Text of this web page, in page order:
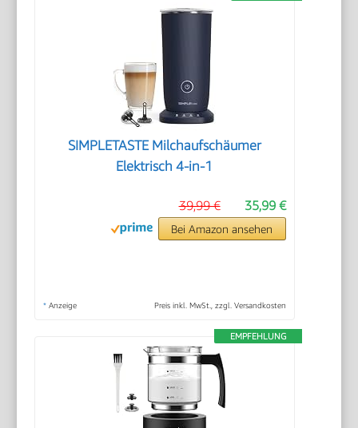
SIMPLETASTE Milchaufschäumer
Elektrisch 4-in-1
35,99 €
39,99 €
Bei Amazon ansehen
* Anzeige Preis inkl. MwSt., zzgl. Versandkosten
EMPFEHLUNG